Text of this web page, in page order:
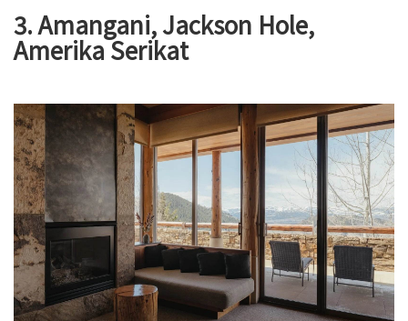
3. Amangani, Jackson Hole,
Amerika Serikat